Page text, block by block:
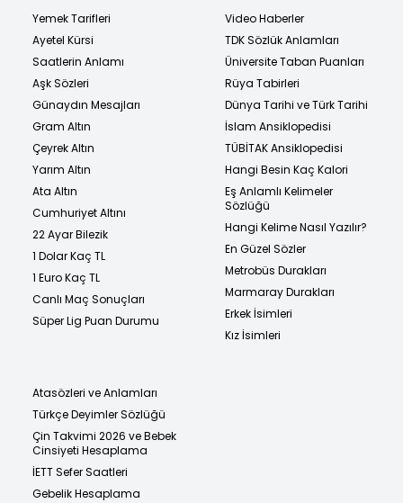
Yemek Tarifleri
Ayetel Kürsi
Saatlerin Anlamı
Aşk Sözleri
Günaydın Mesajları
Gram Altın
Çeyrek Altın
Yarım Altın
Ata Altın
Cumhuriyet Altını
22 Ayar Bilezik
1 Dolar Kaç TL
1 Euro Kaç TL
Canlı Maç Sonuçları
Süper Lig Puan Durumu
Video Haberler
TDK Sözlük Anlamları
Üniversite Taban Puanları
Rüya Tabirleri
Dünya Tarihi ve Türk Tarihi
İslam Ansiklopedisi
TÜBİTAK Ansiklopedisi
Hangi Besin Kaç Kalori
Eş Anlamlı Kelimeler
Sözlüğü
Hangi Kelime Nasıl Yazılır?
En Güzel Sözler
Metrobüs Durakları
Marmaray Durakları
Erkek İsimleri
Kız İsimleri
Atasözleri ve Anlamları
Türkçe Deyimler Sözlüğü
Çin Takvimi 2026 ve Bebek
Cinsiyeti Hesaplama
İETT Sefer Saatleri
Gebelik Hesaplama